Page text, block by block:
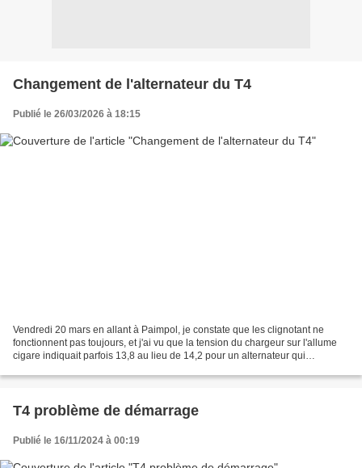
Changement de l'alternateur du T4
Publié le 26/03/2026 à 18:15
Vendredi 20 mars en allant à Paimpol, je constate que les clignotant ne
fonctionnent pas toujours, et j'ai vu que la tension du chargeur sur l'allume
cigare indiquait parfois 13,8 au lieu de 14,2 pour un alternateur qui
T4 problème de démarrage
Publié le 16/11/2024 à 00:19